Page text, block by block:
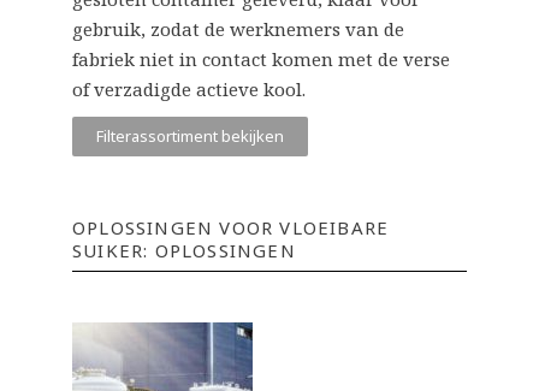
gebruik, zodat de werknemers van de
fabriek niet in contact komen met de verse
of verzadigde actieve kool.
Filterassortiment bekijken
OPLOSSINGEN VOOR VLOEIBARE
SUIKER: OPLOSSINGEN